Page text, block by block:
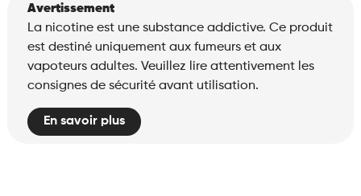
Avertissement
La nicotine est une substance addictive. Ce produit
est destiné uniquement aux fumeurs et aux
vapoteurs adultes. Veuillez lire attentivement les
consignes de sécurité avant utilisation.
En savoir plus